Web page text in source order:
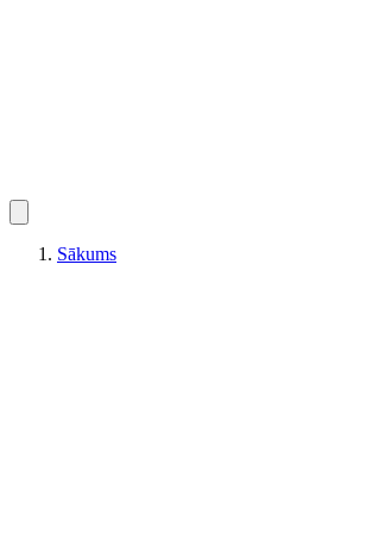
Sākums